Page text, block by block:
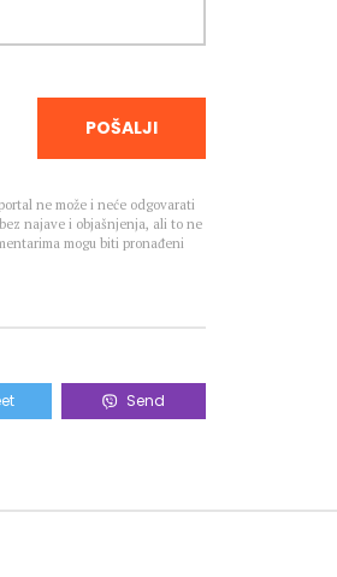
POŠALJI
ne može i neće odgovarati
najave i objašnjenja, ali to ne
mogu biti pronađeni
Send